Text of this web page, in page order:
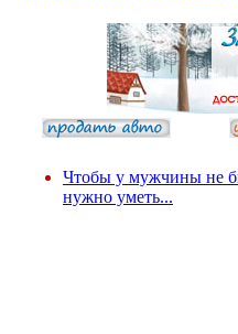
Чтобы у мужчины не
нужно уметь...